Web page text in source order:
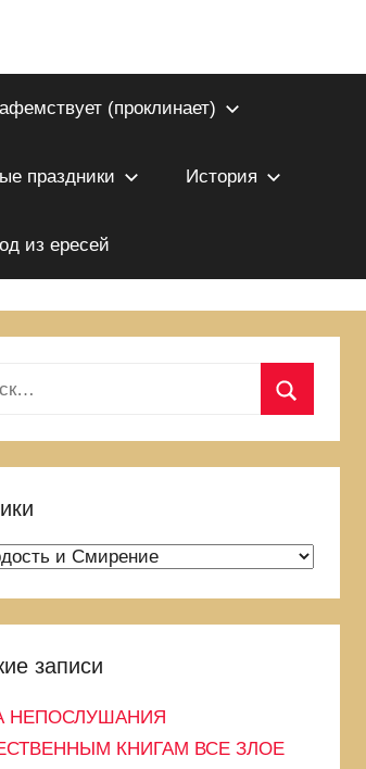
(проклинает)
праздники История
из ересей
записи
НЕПОСЛУШАНИЯ
КНИГАМ ВСЕ ЗЛОЕ